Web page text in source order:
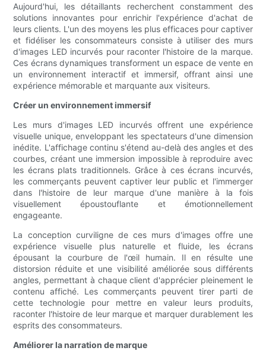
Aujourd'hui, les détaillants recherchent constamment des
solutions innovantes pour enrichir l'expérience d'achat de
leurs clients. L'un des moyens les plus efficaces pour captiver
et fidéliser les consommateurs consiste à utiliser des murs
d'images LED incurvés pour raconter l'histoire de la marque.
Ces écrans dynamiques transforment un espace de vente en
un environnement interactif et immersif, offrant ainsi une
expérience mémorable et marquante aux visiteurs.
Créer un environnement immersif
Les murs d'images LED incurvés offrent une expérience
visuelle unique, enveloppant les spectateurs d'une dimension
inédite. L'affichage continu s'étend au-delà des angles et des
courbes, créant une immersion impossible à reproduire avec
les écrans plats traditionnels. Grâce à ces écrans incurvés,
les commerçants peuvent captiver leur public et l'immerger
dans l'histoire de leur marque d'une manière à la fois
visuellement époustouflante et émotionnellement
engageante.
La conception curviligne de ces murs d'images offre une
expérience visuelle plus naturelle et fluide, les écrans
épousant la courbure de l'œil humain. Il en résulte une
distorsion réduite et une visibilité améliorée sous différents
angles, permettant à chaque client d'apprécier pleinement le
contenu affiché. Les commerçants peuvent tirer parti de
cette technologie pour mettre en valeur leurs produits,
raconter l'histoire de leur marque et marquer durablement les
esprits des consommateurs.
Améliorer la narration de marque